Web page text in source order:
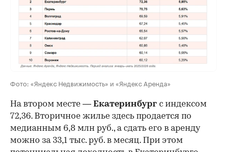
Фото: «Яндекс Недвижимость» и «Яндекс Аренда»
На втором месте — Екатеринбург с индексом
72,36. Вторичное жилье здесь продается по
медианным 6,8 млн руб., а сдать его в аренду
можно за 33,1 тыс. руб. в месяц. При этом